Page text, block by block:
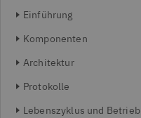
Einführung
Komponenten
Architektur
Protokolle
Lebenszyklus und Betrieb